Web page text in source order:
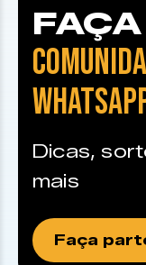
Dicas,
mais
Faça